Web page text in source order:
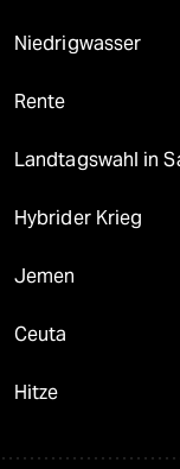
Niedrigwasser
Rente
Landtagswahl in
Hybrider Krieg
Jemen
Ceuta
Hitze